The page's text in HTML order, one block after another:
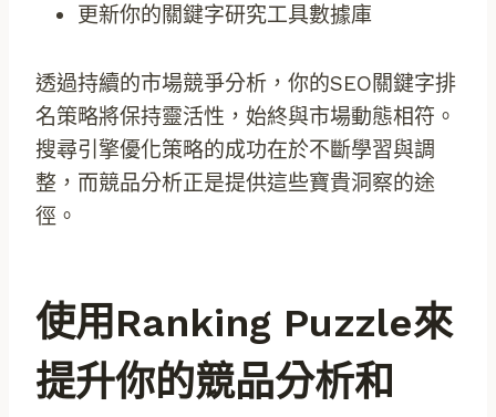
更新你的關鍵字研究工具數據庫
透過持續的市場競爭分析，你的SEO關鍵字排
名策略將保持靈活性，始終與市場動態相符。
搜尋引擎優化策略的成功在於不斷學習與調
整，而競品分析正是提供這些寶貴洞察的途
徑。
使用Ranking Puzzle來
提升你的競品分析和